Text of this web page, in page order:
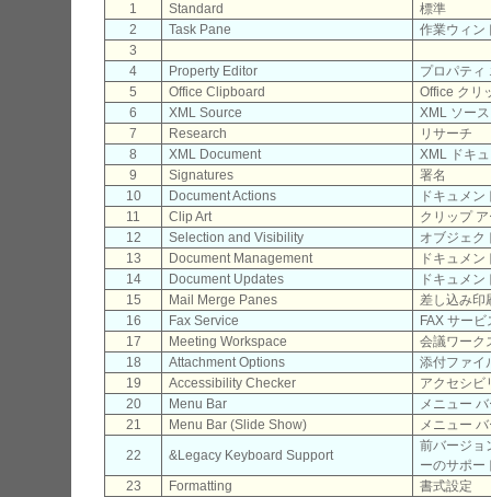
1 Standard
標準
2
Task Pane
作業ウィン
3
4
Property Editor
プロパティ
5
Office Clipboard
Office クリ
6
XML Source
XML ソース
7
Research
リサーチ
8
XML Document
XML ドキ
9
Signatures
署名
10
Document Actions
ドキュメ
11
Clip Art
クリップ
12
Selection and Visibility
オブジェク
13
Document Management
ドキュメン
14
Document Updates
ドキュメン
15
Mail Merge Panes
差し込み印
16
Fax Service
FAX サービ
17
Meeting Workspace
会議ワーク
18
Attachment Options
添付ファイ
19
Accessibility Checker
アクセシビ
20
Menu Bar
メニュー
21
Menu Bar (Slide Show)
メニュー
22
&Legacy Keyboard Support
前バージョ
ーのサポー
23
Formatting
書式設定